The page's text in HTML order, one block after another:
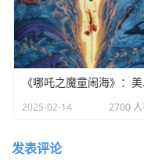
出资方。这些步骤大致
段，有时也被称为不同
提案里向客户明示工作
阶段的模式推进。起始
间，设计师全力探寻客
深入探讨，并凝练为文
《哪
2025-02-14 2700
发表评论